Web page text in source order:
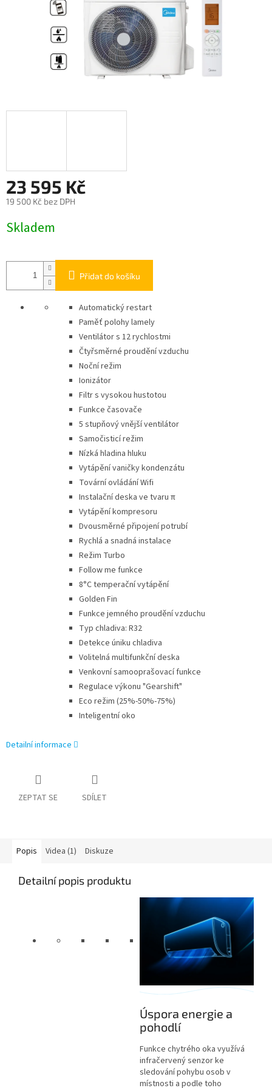
23 595 Kč
19 500 Kč bez DPH
cena:
Skladem
Přidat do košíku
Automatický restart
Paměť polohy lamely
Ventilátor s 12 rychlostmi
Čtyřsměrné proudění vzduchu
Noční režim
Ionizátor
Filtr s vysokou hustotou
Funkce časovače
5 stupňový vnější ventilátor
Samočisticí režim
Nízká hladina hluku
Vytápění vaničky kondenzátu
Tovární ovládání Wifi
Instalační deska ve tvaru π
Vytápění kompresoru
Dvousměrné připojení potrubí
Rychlá a snadná instalace
Režim Turbo
Follow me funkce
8°C temperační vytápění
Golden Fin
Funkce jemného proudění vzduchu
Typ chladiva: R32
Detekce úniku chladiva
Volitelná multifunkční deska
Venkovní samooprašovací funkce
Regulace výkonu "Gearshift"
Eco režim (25%-50%-75%)
Inteligentní oko
Detailní informace
ZEPTAT SE SDÍLET
Popis Videa (1) Diskuze
Detailní popis produktu
Úspora energie a
pohodlí
Funkce chytrého oka využívá
infračervený senzor ke
sledování pohybu osob v
místnosti a podle toho